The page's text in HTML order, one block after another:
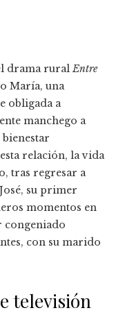
drama ruralEntre
María, una
obligada a
manchego a
relación, la vida
tras regresar a
su primer
momentos en
congeniado
con su marido
televisión